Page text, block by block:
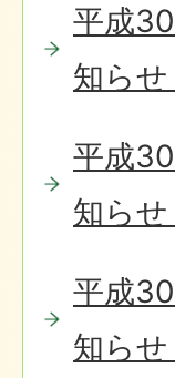
平成
知ら
平成
知ら
平成
知ら